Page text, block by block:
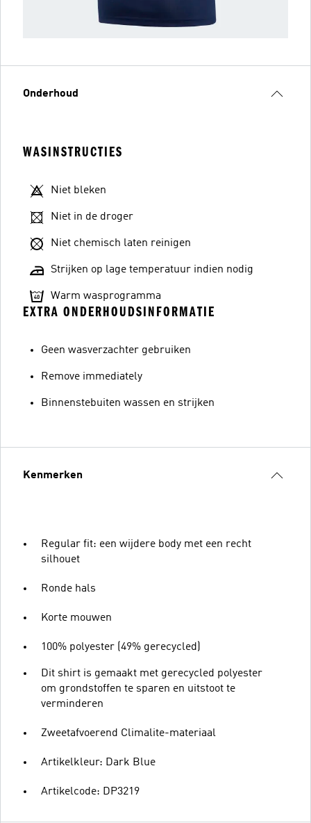
Onderhoud
WASINSTRUCTIES
Niet bleken
Niet in de droger
Niet chemisch laten reinigen
Strijken op lage temperatuur indien nodig
Warm wasprogramma
EXTRA ONDERHOUDSINFORMATIE
Geen wasverzachter gebruiken
Remove immediately
Binnenstebuiten wassen en strijken
Kenmerken
Regular fit: een wijdere body met een recht
silhouet
Ronde hals
Korte mouwen
100% polyester (49% gerecycled)
Dit shirt is gemaakt met gerecycled polyester
om grondstoffen te sparen en uitstoot te
verminderen
Zweetafvoerend Climalite-materiaal
Artikelkleur: Dark Blue
Artikelcode: DP3219